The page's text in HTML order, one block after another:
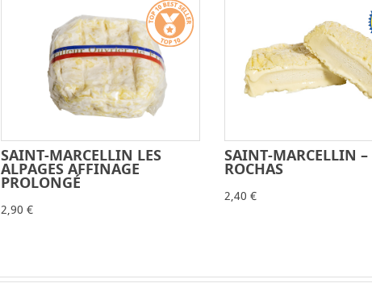
-
SAINT-MARCELLIN LES
ALPAGES AFFINAGE
PROLONGÉ
2,90 €
-
SAINT-MARCELLIN –
ROCHAS
2,40 €